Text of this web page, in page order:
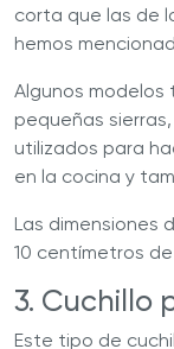
corta que las de
hemos
Algunos modelos
pequeñas
utilizados para
en la cocina y
Las dimensiones
10 centímetros
3. Cuchillo
Este tipo de